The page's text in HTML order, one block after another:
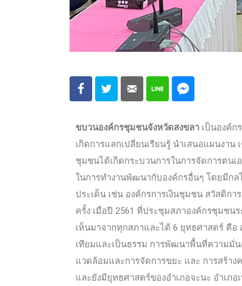
ขบวนองค์กรชุมชนจังหวัดสงขลา เป็นองค์ก
เกิดการแลกเปลี่ยนเรียนรู้ นำเสนอแผนงา
ชุมชนได้เกิดกระบวนการในการจัดการตน
ในการทำงานพัฒนากับองค์กรอื่นๆ โดยมีก
ประเด็น เช่น องค์กรการเงินชุมชน สวัสดิก
ครั้ง เมื่อปี 2561 ที่ประชุมสภาองค์กรชุมช
เห็นมาจากทุกสภาและได้ 6 ยุทธศาสตร์ คื
เทียมและเป็นธรรม การพัฒนาพื้นที่ความมั่
แวดล้อมและการจัดการขยะ และ การสร้า
และยังมียุทธศาสตร์ของอำเภอจะนะ อำเ